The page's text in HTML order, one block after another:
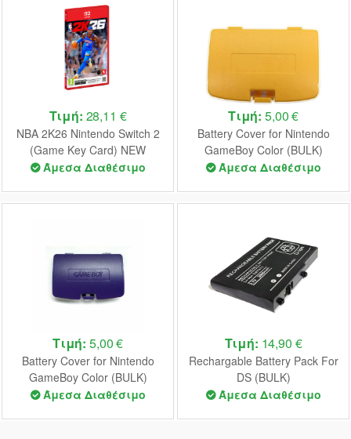
Τιμή: 28,11 €
NBA 2K26 Nintendo Switch 2
(Game Key Card) NEW
Άμεσα Διαθέσιμο
Τιμή: 5,00 €
Battery Cover for Nintendo
GameBoy Color (BULK)
(Yellow)
Άμεσα Διαθέσιμο
Τιμή: 5,00 €
Battery Cover for Nintendo
GameBoy Color (BULK)
(Purple)
Άμεσα Διαθέσιμο
Τιμή: 14,90 €
Rechargable Battery Pack For
DS (BULK)
Άμεσα Διαθέσιμο